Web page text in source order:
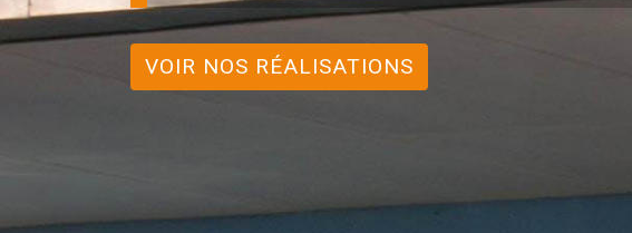
VOIR NOS RÉALISATIONS